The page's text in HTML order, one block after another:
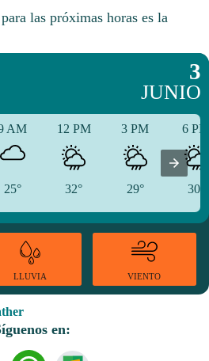
las próximas horas es la
3
JUNIO
AM
25°
12 PM
32°
3 PM
29°
6
30°
LLUVIA VIENTO
en: